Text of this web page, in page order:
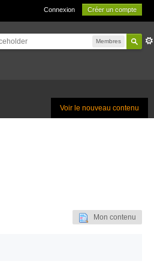
Connexion Créer un compte
Membres
Voir le nouveau contenu
Mon contenu